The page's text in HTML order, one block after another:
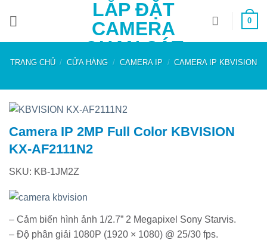
LẮP ĐẶT
CAMERA
QUAN SÁT
0
TRANG CHỦ / CỬA HÀNG / CAMERA IP / CAMERA IP KBVISION
Camera IP 2MP Full Color KBVISION
KX-AF2111N2
SKU: KB-1JM2Z
– Cảm biến hình ảnh 1/2.7” 2 Megapixel Sony Starvis.
– Độ phân giải 1080P (1920 × 1080) @ 25/30 fps.